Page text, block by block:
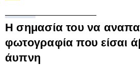
Η σημασία του να
φωτογραφία που είσαι
άυπνη